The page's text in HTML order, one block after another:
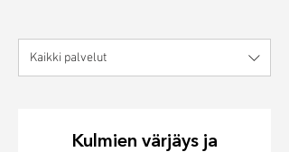
Kaikki palvelut
Kulmien värjäys ja